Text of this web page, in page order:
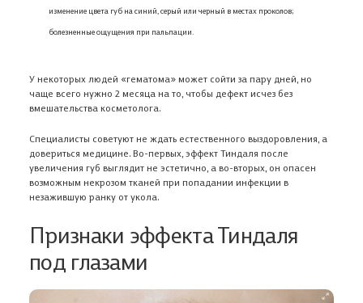
изменение цвета губ на синий, серый или черный в местах проколов;
болезненные ощущения при пальпации.
У некоторых людей «гематома» может сойти за пару дней, но
чаще всего нужно 2 месяца на то, чтобы дефект исчез без
вмешательства косметолога.
Специалисты советуют не ждать естественного выздоровления, а
довериться медицине. Во-первых, эффект Тиндаля после
увеличения губ выглядит не эстетично, а во-вторых, он опасен
возможным некрозом тканей при попадании инфекции в
незажившую ранку от укола.
Признаки эффекта Тиндаля
под глазами